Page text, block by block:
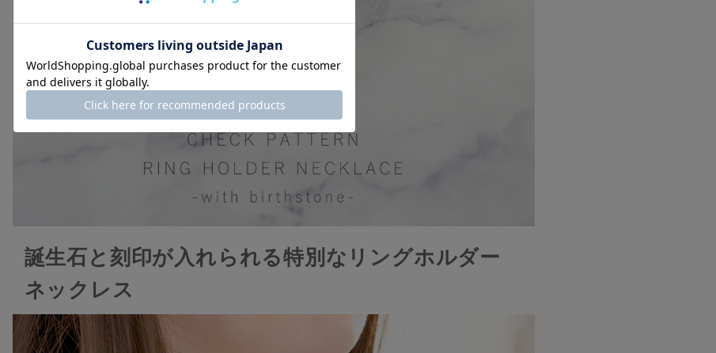
誕生石と刻印が入れられる特別なリングホルダー
ネックレス